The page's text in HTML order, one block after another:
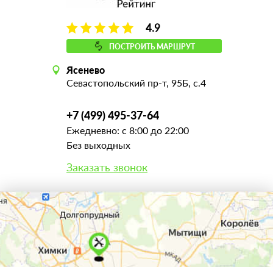
4.9
ПОСТРОИТЬ МАРШРУТ
Ясенево
Севастопольский пр-т, 95Б, с.4
+7 (499) 495-37-64
Ежедневно: с 8:00 до 22:00
Без выходных
Заказать звонок